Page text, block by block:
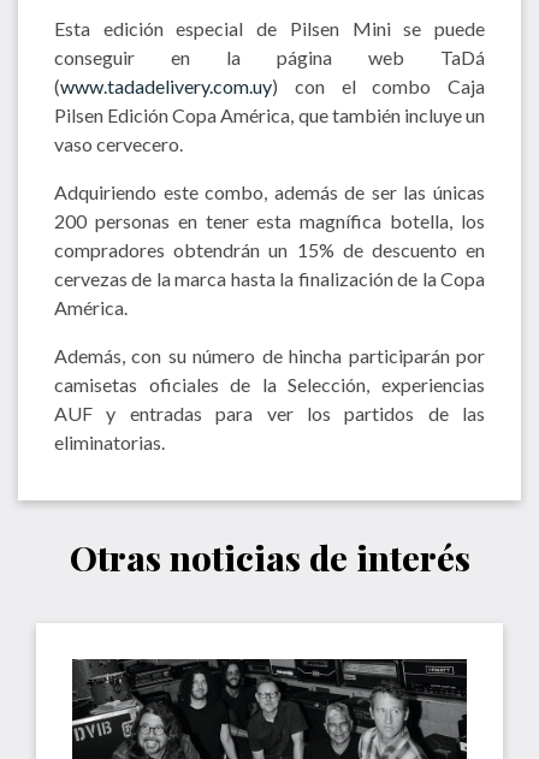
Esta edición especial de Pilsen Mini se puede
conseguir en la página web TaDá
(www.tadadelivery.com.uy) con el combo Caja
Pilsen Edición Copa América, que también incluye un
vaso cervecero.
Adquiriendo este combo, además de ser las únicas
200 personas en tener esta magnífica botella, los
compradores obtendrán un 15% de descuento en
cervezas de la marca hasta la finalización de la Copa
América.
Además, con su número de hincha participarán por
camisetas oficiales de la Selección, experiencias
AUF y entradas para ver los partidos de las
eliminatorias.
Otras noticias de interés